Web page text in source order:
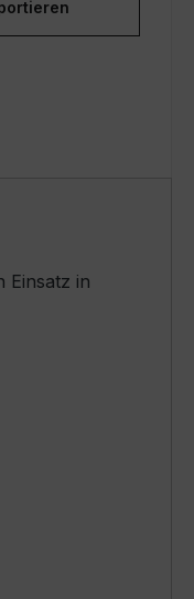
Einsatz in